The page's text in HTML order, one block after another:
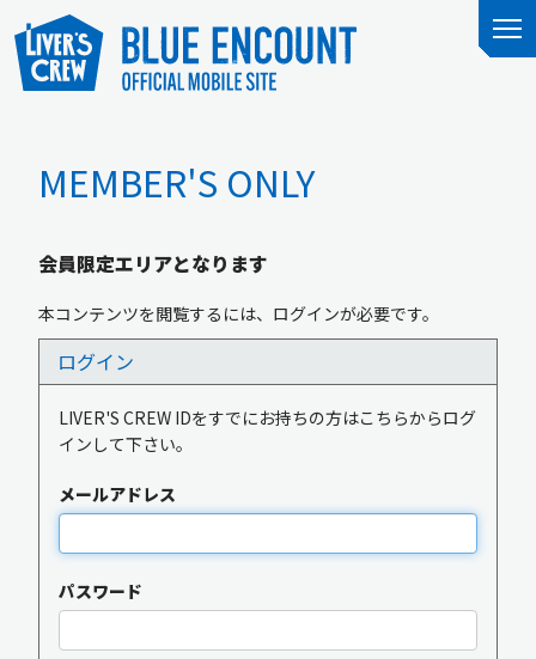
MEMBER'S ONLY
会員限定エリアとなります
本コンテンツを閲覧するには、ログインが必要です。
ログイン
LIVER'S CREW IDをすでにお持ちの方はこちらからログ
インして下さい。
メールアドレス
パスワード